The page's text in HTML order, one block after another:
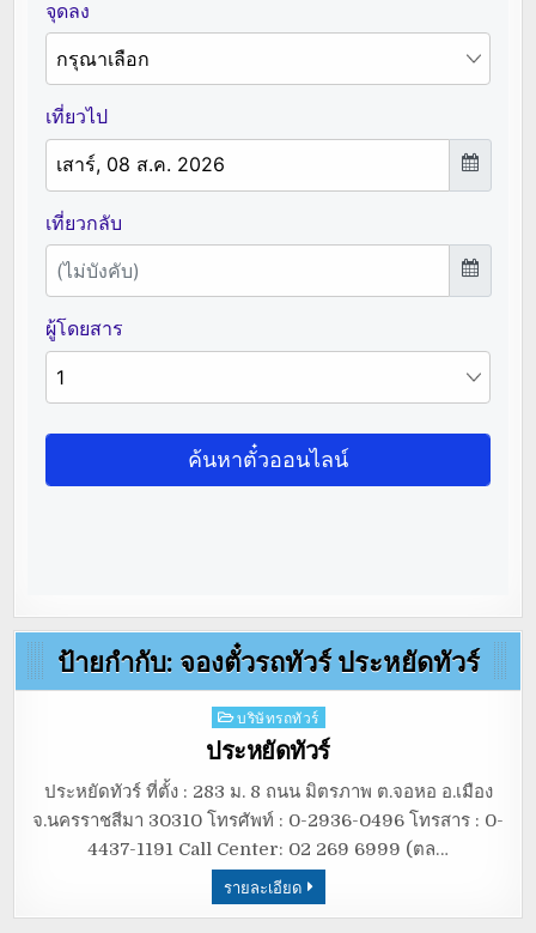
ป้ายกำกับ: จองตั๋วรถทัวร์ ประหยัดทัวร์
Posted
in
บริษัทรถทัวร์
ประหยัดทัวร์
ประหยัดทัวร์ ที่ตั้ง : 283 ม. 8 ถนน มิตรภาพ ต.จอหอ อ.เมือง
จ.นครราชสีมา 30310 โทรศัพท์ : 0-2936-0496 โทรสาร : 0-
4437-1191 Call Center: 02 269 6999 (ตล…
รายละเอียด